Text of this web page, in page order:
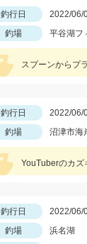
釣行日 2022/06/
釣場
平谷湖フ
スプーンからプ
釣行日 2022/06/
釣場
沼津市海
YouTuberのカズ
釣行日 2022/06/
釣場
浜名湖